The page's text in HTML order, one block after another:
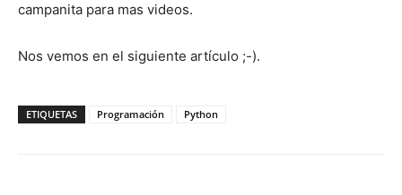
campanita para mas videos.
Nos vemos en el siguiente artículo ;-).
ETIQUETAS Programación Python